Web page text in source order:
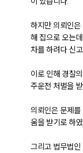
하지만 의뢰인
해 집으로 오는
차를 하려다 신
이로 인해 경찰
주운전 처벌을
의뢰인은 문제
움을 받기로 하
그리고 법무법